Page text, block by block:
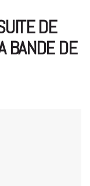
DE
BANDE DE